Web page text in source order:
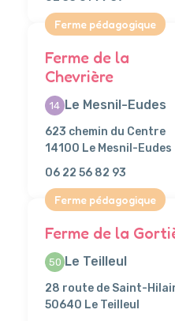
Ferme pédagogique
Ferme de la
Chevrière
14 Le Mesnil-Eudes
623 chemin du Centre
14100 Le Mesnil-Eudes
06 22 56 82 93
Ferme pédagogique
Ferme de la
50 Le Teilleul
28 route de Saint-
50640 Le Teilleul